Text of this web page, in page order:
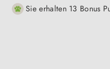
Sie erhalten 13 Bonus